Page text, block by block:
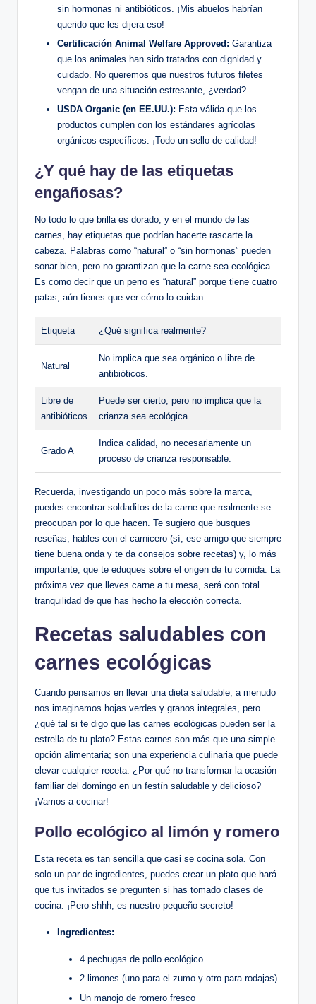
sin hormonas ni antibióticos. ¡Mis abuelos habrían
querido que les dijera eso!
Certificación Animal Welfare Approved: Garantiza
que los animales han sido tratados con dignidad y
cuidado. No queremos que nuestros futuros filetes
vengan de una situación estresante, ¿verdad?
USDA Organic (en EE.UU.): Esta válida que los
productos cumplen con los estándares agrícolas
orgánicos específicos. ¡Todo un sello de calidad!
¿Y qué hay de las etiquetas
engañosas?
No todo lo que brilla es dorado, y en el mundo de las
carnes, hay etiquetas que podrían hacerte rascarte la
cabeza. Palabras como “natural” o “sin hormonas” pueden
sonar bien, pero no garantizan que la carne sea ecológica.
Es como decir que un perro es “natural” porque tiene cuatro
patas; aún tienes que ver cómo lo cuidan.
Etiqueta ¿Qué significa realmente?
Natural
No implica que sea orgánico o libre de
antibióticos.
Libre de
antibióticos
Puede ser cierto, pero no implica que la
crianza sea ecológica.
Grado A
Indica calidad, no necesariamente un
proceso de crianza responsable.
Recuerda, investigando un poco más sobre la marca,
puedes encontrar soldaditos de la carne que realmente se
preocupan por lo que hacen. Te sugiero que busques
reseñas, hables con el carnicero (sí, ese amigo que siempre
tiene buena onda y te da consejos sobre recetas) y, lo más
importante, que te eduques sobre el origen de tu comida. La
próxima vez que lleves carne a tu mesa, será con total
tranquilidad de que has hecho la elección correcta.
Recetas saludables con
carnes ecológicas
Cuando pensamos en llevar una dieta saludable, a menudo
nos imaginamos hojas verdes y granos integrales, pero
¿qué tal si te digo que las carnes ecológicas pueden ser la
estrella de tu plato? Estas carnes son más que una simple
opción alimentaria; son una experiencia culinaria que puede
elevar cualquier receta. ¿Por qué no transformar la ocasión
familiar del domingo en un festín saludable y delicioso?
¡Vamos a cocinar!
Pollo ecológico al limón y romero
Esta receta es tan sencilla que casi se cocina sola. Con
solo un par de ingredientes, puedes crear un plato que hará
que tus invitados se pregunten si has tomado clases de
cocina. ¡Pero shhh, es nuestro pequeño secreto!
Ingredientes:
4 pechugas de pollo ecológico
2 limones (uno para el zumo y otro para rodajas)
Un manojo de romero fresco